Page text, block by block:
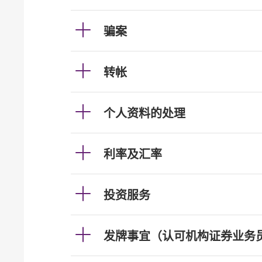
骗案
转帐
个人资料的处理
利率及汇率
投资服务
发牌事宜（认可机构证券业务